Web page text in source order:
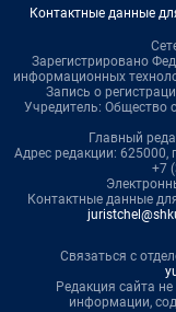
Контактные данные
Зарегистрировано
информационных
Запись о
Учредитель: Общество
Главный
Адрес редакции: 625000,
+7
Контактные данные
Связаться с
Редакция сайта не
информации,